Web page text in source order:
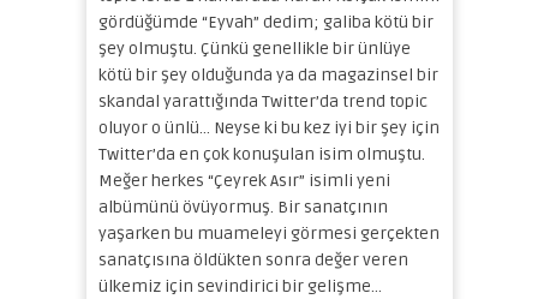
gördüğümde “Eyvah” dedim; galiba kötü bir
şey olmuştu. Çünkü genellikle bir ünlüye
kötü bir şey olduğunda ya da magazinsel bir
skandal yarattığında Twitter’da trend topic
oluyor o ünlü… Neyse ki bu kez iyi bir şey için
Twitter’da en çok konuşulan isim olmuştu.
Meğer herkes “Çeyrek Asır” isimli yeni
albümünü övüyormuş. Bir sanatçının
yaşarken bu muameleyi görmesi gerçekten
sanatçısına öldükten sonra değer veren
ülkemiz için sevindirici bir gelişme…